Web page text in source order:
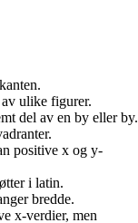
ulike figurer.
del av en by eller by.
positive x og y-
i latin.
bredde.
x-verdier, men